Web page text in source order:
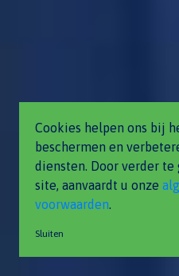
Cookies helpen ons bij
beschermen en
diensten. Door verder te
site, aanvaardt u onze
voorwaarden.
Sluiten